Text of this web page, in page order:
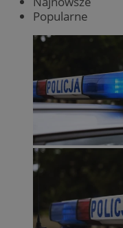
Popularne